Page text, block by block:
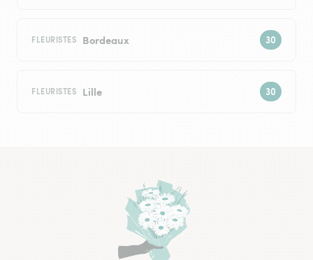
FLEURISTES Bordeaux
FLEURISTES Lille